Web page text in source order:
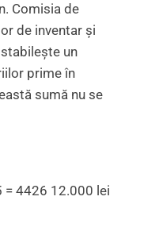
Comisia de
de inventar și
un
prime în
sumă nu se
= 4426 12.000 lei